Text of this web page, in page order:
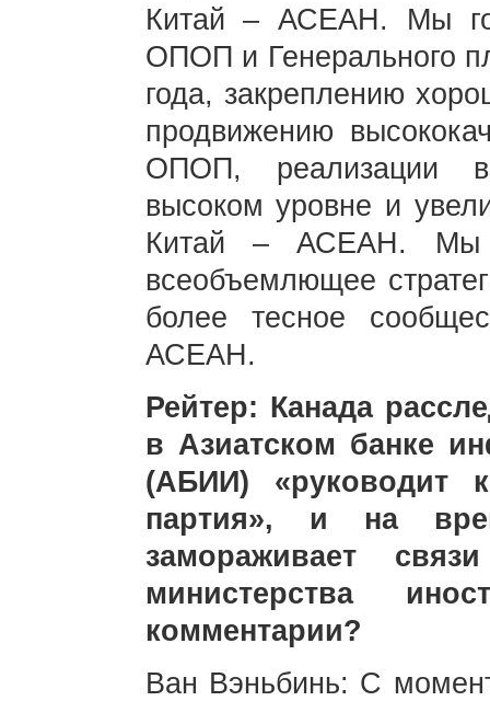
Китай – АСЕАН. Мы
ОПОП и Генерального
года, закреплению
продвижению
ОПОП, реализации
высоком уровне и
Китай – АСЕАН. Мы
всеобъемлющее
более тесное
АСЕАН.
Рейтер: Канада
в Азиатском банке
(AБИИ) «руководит
партия», и на
замораживает
министерства
комментарии?
Ван Вэньбинь: С